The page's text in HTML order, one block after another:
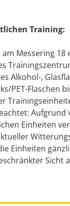
Training:
Messering
Alkohol-,
PET-Flaschen
Einheiten
Einheiten